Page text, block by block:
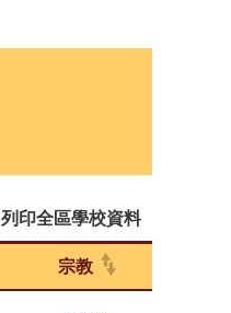
列印全區學校資料
宗教